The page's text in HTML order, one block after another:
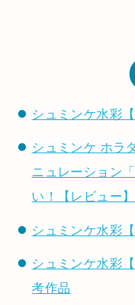
シュミンケ水彩
シュミンケ ホラ
ニュレーション
い！【レビュー】
シュミンケ水彩
シュミンケ水彩
考作品